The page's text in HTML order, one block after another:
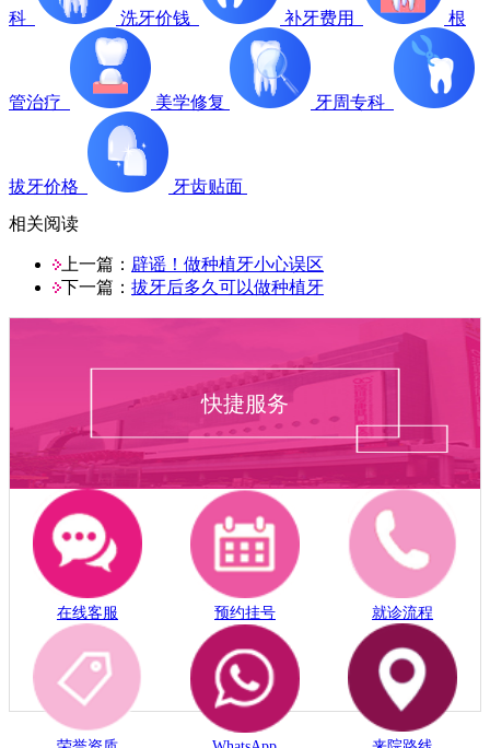
科 洗牙价钱 补牙费用 根
管治疗 美学修复 牙周专科
拔牙价格
牙齿贴面
相关阅读
上一篇： 辟谣！做种植牙小心误区
下一篇： 拔牙后多久可以做种植牙
快捷服务
在线客服 预约挂号 就诊流程